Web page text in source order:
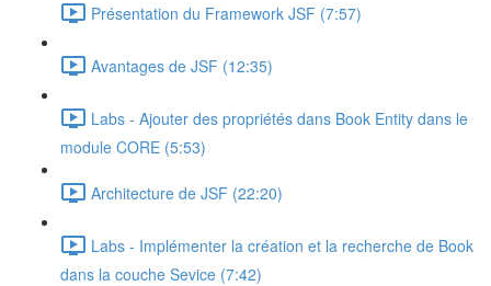
Présentation du Framework JSF (7:57)
Avantages de JSF (12:35)
Labs - Ajouter des propriétés dans Book Entity dans le
module CORE (5:53)
Architecture de JSF (22:20)
Labs - Implémenter la création et la recherche de Book
dans la couche Sevice (7:42)